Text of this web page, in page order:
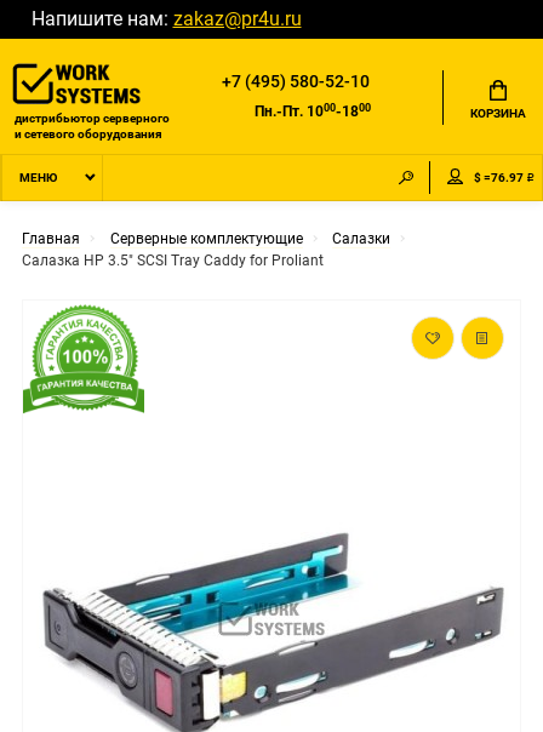
Напишите нам: zakaz@pr4u.ru
дистрибьютор серверного
и сетевого оборудования
+7 (495) 580-52-10
Пн.-Пт. 1000-1800 КОРЗИНА
МЕНЮ $ =76.97 ₽
Главная Серверные комплектующие
Салазки
Салазка HP 3.5" SCSI Tray Caddy for Proliant